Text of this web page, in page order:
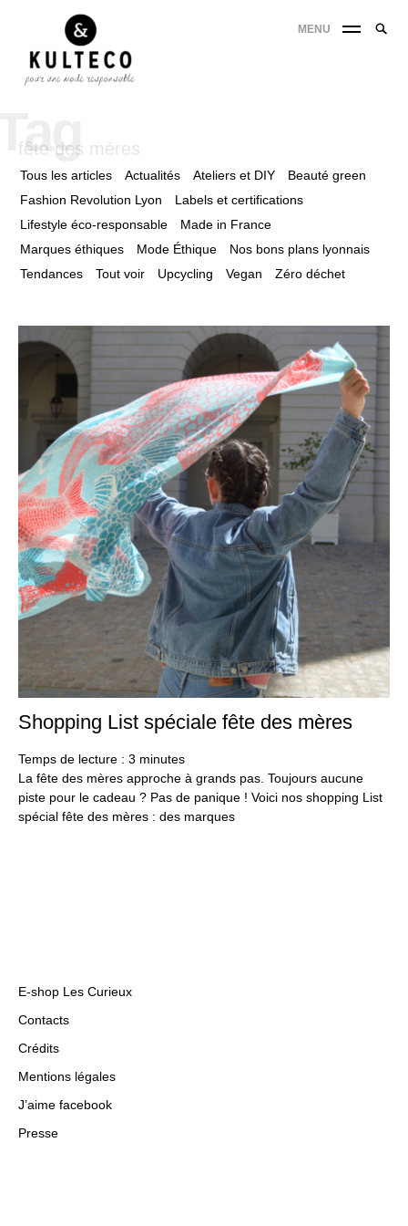
MENU
fête des mères
Tous les articles Actualités Ateliers et DIY
Beauté green
Fashion Revolution Lyon
Labels et certifications
Lifestyle éco-responsable
Made in France
Marques éthiques
Mode Éthique
Nos bons plans lyonnais
Tendances
Tout voir Upcycling Vegan Zéro déchet
Shopping List spéciale fête des mères
Temps de lecture : 3 minutes
La fête des mères approche à grands pas. Toujours aucune
piste pour le cadeau ? Pas de panique ! Voici nos shopping List
spécial fête des mères : des marques
E-shop Les Curieux
Contacts
Crédits
Mentions légales
J’aime facebook
Presse